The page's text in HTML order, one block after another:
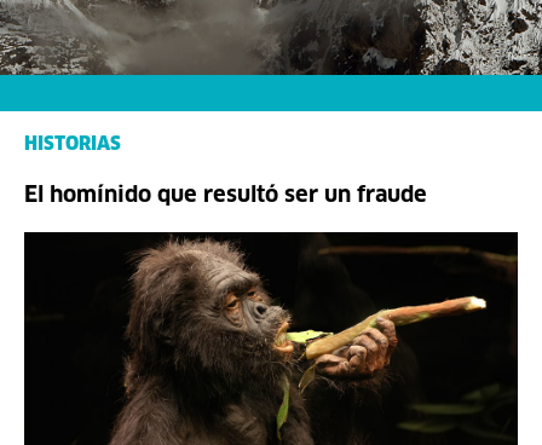
HISTORIAS
El homínido que resultó ser un fraude